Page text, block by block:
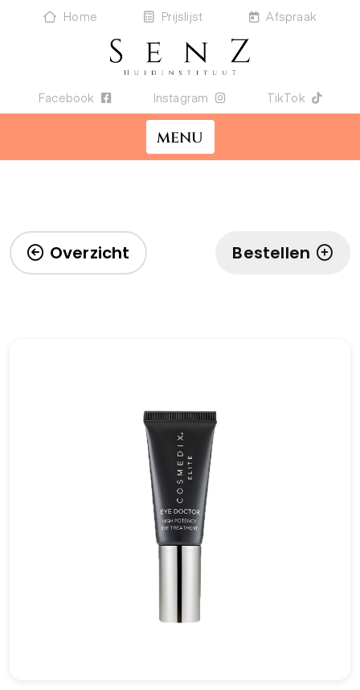
Home Prijslijst Afspraak
Facebook Instagram TikTok
MENU
Overzicht Bestellen